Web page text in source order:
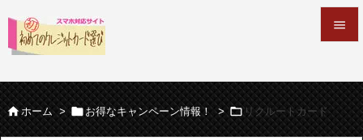


サイド
ホーム >  お得なキャンペーン情報！ > リクルートカード